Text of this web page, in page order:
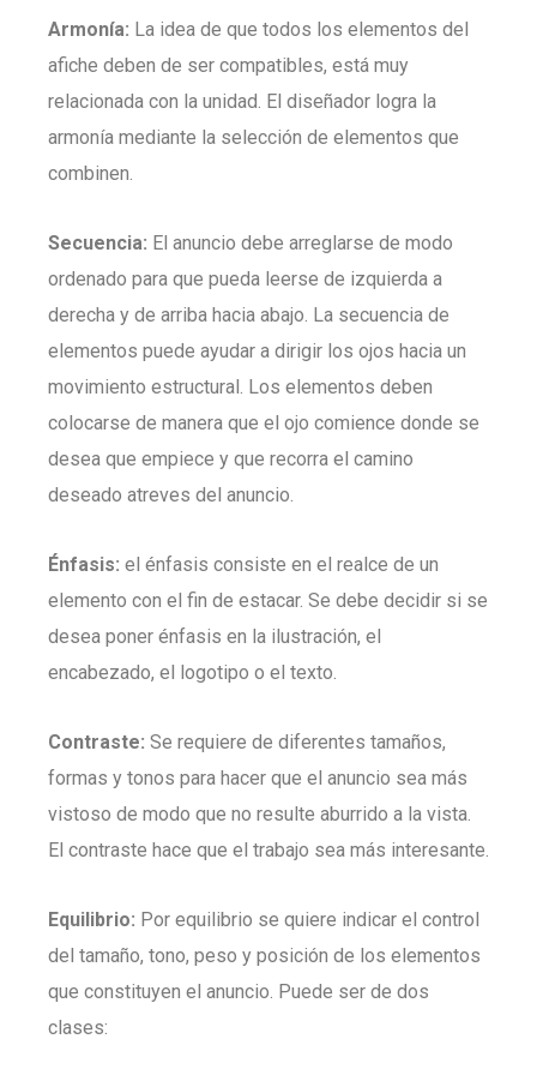
Armonía: La idea de que todos los elementos del
afiche deben de ser compatibles, está muy
relacionada con la unidad. El diseñador logra la
armonía mediante la selección de elementos que
combinen.
Secuencia: El anuncio debe arreglarse de modo
ordenado para que pueda leerse de izquierda a
derecha y de arriba hacia abajo. La secuencia de
elementos puede ayudar a dirigir los ojos hacia un
movimiento estructural. Los elementos deben
colocarse de manera que el ojo comience donde se
desea que empiece y que recorra el camino
deseado atreves del anuncio.
Énfasis: el énfasis consiste en el realce de un
elemento con el fin de estacar. Se debe decidir si se
desea poner énfasis en la ilustración, el
encabezado, el logotipo o el texto.
Contraste: Se requiere de diferentes tamaños,
formas y tonos para hacer que el anuncio sea más
vistoso de modo que no resulte aburrido a la vista.
El contraste hace que el trabajo sea más interesante.
Equilibrio: Por equilibrio se quiere indicar el control
del tamaño, tono, peso y posición de los elementos
que constituyen el anuncio. Puede ser de dos
clases: